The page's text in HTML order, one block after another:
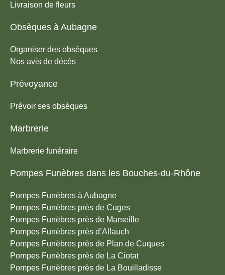
Livraison de fleurs
Obsèques à Aubagne
Organiser des obsèques
Nos avis de décès
Prévoyance
Prévoir ses obsèques
Marbrerie
Marbrerie funéraire
Pompes Funèbres dans les Bouches-du-Rhône
Pompes Funèbres à Aubagne
Pompes Funèbres près de Cuges
Pompes Funèbres près de Marseille
Pompes Funèbres près d’Allauch
Pompes Funèbres près de Plan de Cuques
Pompes Funèbres près de La Ciotat
Pompes Funèbres près de La Bouilladisse